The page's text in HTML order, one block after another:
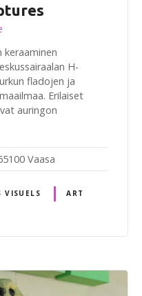
keraaminen
H-
fladojen ja
Erilaiset
auringon
Vaasa
VISUELS
ART